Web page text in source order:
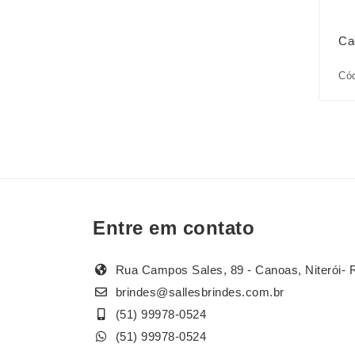
Entre em contato
Rua Campos Sales, 89 - Canoas, Niterói-
brindes@sallesbrindes.com.br
(51) 99978-0524
(51) 99978-0524